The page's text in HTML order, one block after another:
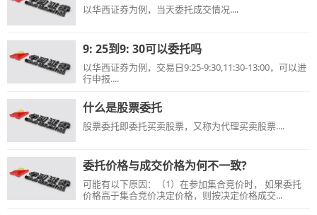
​以华西证券为例，当天委托成交情况....
9: 25到9: 30可以委托吗
​以华西证券为例，交易日9:25-9:30,11:30-13:00，可以进
行申报....
什么是股票委托
股票委托即委托买卖股票，又称为代理买卖股票....
委托价格与成交价格为何不一致?
可能有以下原因：（1）在参加集合竞价时， 如果委托
价格高于集合竞价决定价格，则按决定价格成交...